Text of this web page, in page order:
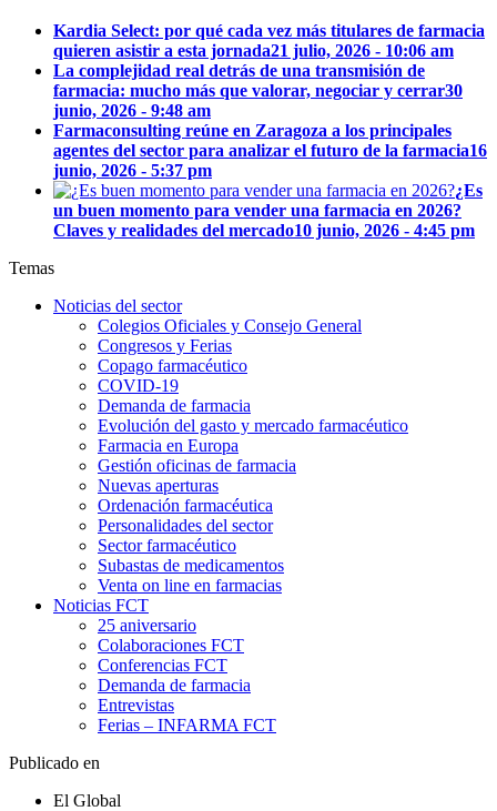
Kardia Select: por qué cada vez más titulares de farmacia
quieren asistir a esta jornada21 julio, 2026 - 10:06 am
La complejidad real detrás de una transmisión de
farmacia: mucho más que valorar, negociar y cerrar30
junio, 2026 - 9:48 am
Farmaconsulting reúne en Zaragoza a los principales
agentes del sector para analizar el futuro de la farmacia16
junio, 2026 - 5:37 pm
¿Es
un buen momento para vender una farmacia en 2026?
Claves y realidades del mercado10 junio, 2026 - 4:45 pm
Temas
Noticias del sector
Colegios Oficiales y Consejo General
Congresos y Ferias
Copago farmacéutico
COVID-19
Demanda de farmacia
Evolución del gasto y mercado farmacéutico
Farmacia en Europa
Gestión oficinas de farmacia
Nuevas aperturas
Ordenación farmacéutica
Personalidades del sector
Sector farmacéutico
Subastas de medicamentos
Venta on line en farmacias
Noticias FCT
25 aniversario
Colaboraciones FCT
Conferencias FCT
Demanda de farmacia
Entrevistas
Ferias – INFARMA FCT
Publicado en
El Global